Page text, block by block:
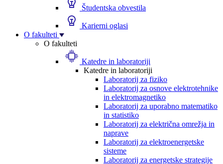
Študentska obvestila
Karierni oglasi
O fakulteti
O fakulteti
Katedre in laboratoriji
Katedre in laboratoriji
Laboratorij za fiziko
Laboratorij za osnove elektrotehnike
in elektromagnetiko
Laboratorij za uporabno matematiko
in statistiko
Laboratorij za električna omrežja in
naprave
Laboratorij za elektroenergetske
sisteme
Laboratorij za energetske strategije